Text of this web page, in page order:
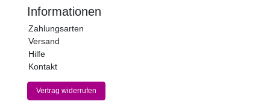
Informationen
Zahlungsarten
Versand
Hilfe
Kontakt
Vertrag widerrufen